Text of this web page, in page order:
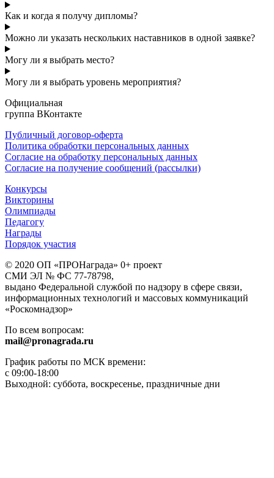
Как и когда я получу дипломы?
Можно ли указать нескольких наставников в одной заявке?
Могу ли я выбрать место?
Могу ли я выбрать уровень мероприятия?
Официальная
группа ВКонтакте
Публичный договор-оферта
Политика обработки персональных данных
Согласие на обработку персональных данных
Согласие на получение сообщений (рассылки)
Конкурсы
Викторины
Олимпиады
Педагогу
Награды
Порядок участия
© 2020 ОП «ПРОНаграда» 0+ проект
СМИ ЭЛ № ФС 77-78798,
выдано Федеральной службой по надзору в сфере связи,
информационных технологий и массовых коммуникаций
«Роскомнадзор»
По всем вопросам:
mail@pronagrada.ru
График работы по МСК времени:
с 09:00-18:00
Выходной: суббота, воскресенье, праздничные дни